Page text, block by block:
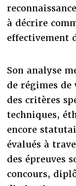
à décrire
effectivement
Son analyse
de régimes de
des critères
techniques,
encore
évalués à
des épreuves
concours,